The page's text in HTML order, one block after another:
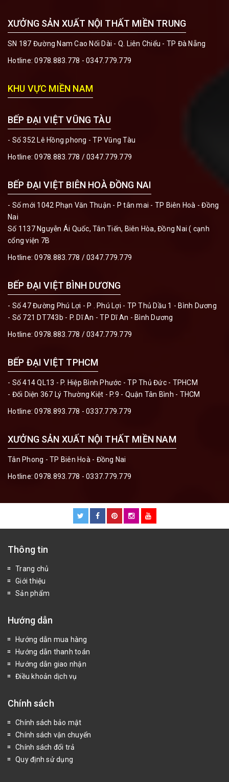
XƯỞNG SẢN XUẤT NỘI THẤT MIỀN TRUNG
SN 187 Đường Nam Cao Nối Dài - Q. Liên Chiểu - TP Đà Nẵng
Hotline:0978.883.778 - 0347.779.779
KHU VỰC MIỀN NAM
BẾP ĐẠI VIỆT VŨNG TÀU
- Số 352 Lê Hồng phong - TP Vũng Tàu
Hotline:0978.883.778 / 0347.779.779
BẾP ĐẠI VIỆT BIÊN HOÀ ĐỒNG NAI
- Số mới 1042 Phạn Văn Thuận - P tân mai - TP Biên Hoà - Đồng
Nai
Số 1137 Nguyễn Ái Quốc, Tân Tiến, Biên Hòa, Đồng Nai ( cạnh
cổng viện 7B
Hotline:0978.883.778 / 0347.779.779
BẾP ĐẠI VIỆT BÌNH DƯƠNG
- Số 47 Đường Phú Lợi - P . Phú Lợi - TP Thủ Dầu 1 - Bình Dương
- Số 721 DT743b - P. Dĩ An - TP Dĩ An - Bình Dương
Hotline:0978.883.778 / 0347.779.779
BẾP ĐẠI VIỆT TPHCM
- Số 414 QL13 - P. Hiệp Bình Phước - TP Thủ Đức - TPHCM
- Đối Diện 367 Lý Thường Kiệt - P.9 - Quận Tân Bình - THCM
Hotline:0978.893.778 - 0337.779.779
XƯỞNG SẢN XUẤT NỘI THẤT MIỀN NAM
Tân Phong - TP Biên Hoà - Đồng Nai
Hotline:0978.893.778 - 0337.779.779
Thông tin
Trang chủ
Giới thiệu
Sản phẩm
Hướng dẫn
Hướng dẫn mua hàng
Hướng dẫn thanh toán
Hướng dẫn giao nhận
Điều khoản dịch vụ
Chính sách
Chính sách bảo mật
Chính sách vận chuyển
Chính sách đổi trả
Quy định sử dụng